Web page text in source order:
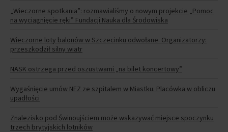
„Wieczorne spotkania”: rozmawialiśmy o nowym projekcie „Pomoc
na wyciągnięcie ręki” Fundacji Nauka dla Środowiska
Wieczorne loty balonów w Szczecinku odwołane. Organizatorzy:
przeszkodził silny wiatr
NASK ostrzega przed oszustwami „na bilet koncertowy”
Wygaśnięcie umów NFZ ze szpitalem w Miastku. Placówka w obliczu
upadłości
Znalezisko pod Świnoujściem może wskazywać miejsce spoczynku
trzech brytyjskich lotników